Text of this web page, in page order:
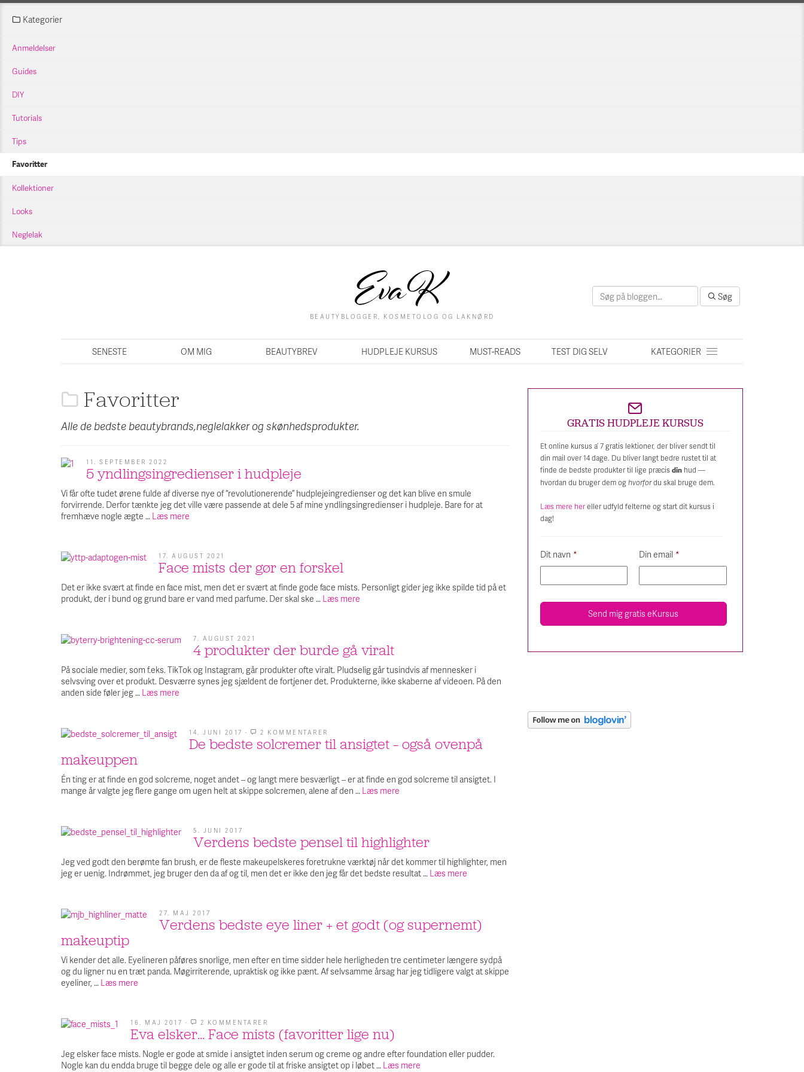
Kategorier
Anmeldelser
Guides
DIY
Tutorials
Tips
Favoritter
Kollektioner
Looks
Neglelak
BEAUTYBLOGGER, KOSMETOLOG OG LAKNØRD
SENESTE OM MIG BEAUTYBREV HUDPLEJE KURSUS MUST-READS TEST DIG SELV KATEGORIER
Søg
efter:
Søg
Favoritter
Alle de bedste beautybrands,neglelakker og skønhedsprodukter.
11. SEPTEMBER 2022
5 yndlingsingredienser i hudpleje
Vi får ofte tudet ørene fulde af diverse nye of “revolutionerende” hudplejeingredienser og det kan blive en smule
forvirrende. Derfor tænkte jeg det ville være passende at dele 5 af mine yndlingsingredienser i hudpleje. Bare for at
fremhæve nogle ægte … Læs mere
17. AUGUST 2021
Face mists der gør en forskel
Det er ikke svært at finde en face mist, men det er svært at finde gode face mists. Personligt gider jeg ikke spilde tid på et
produkt, der i bund og grund bare er vand med parfume. Der skal ske … Læs mere
7. AUGUST 2021
4 produkter der burde gå viralt
På sociale medier, som f.eks. TikTok og Instagram, går produkter ofte viralt. Pludselig går tusindvis af mennesker i
selvsving over et produkt. Desværre synes jeg sjældent de fortjener det. Produkterne, ikke skaberne af videoen. På den
anden side føler jeg … Læs mere
14. JUNI 2017 · 2 KOMMENTARER
DE
BEDSTE
ANSIGTET
–
OGSÅ
De bedste solcremer til ansigtet – også ovenpå
makeuppen
Én ting er at finde en god solcreme, noget andet – og langt mere besværligt – er at finde en god solcreme til ansigtet. I
mange år valgte jeg flere gange om ugen helt at skippe solcremen, alene af den … Læs mere
5. JUNI 2017
Verdens bedste pensel til highlighter
Jeg ved godt den berømte fan brush, er de fleste makeupelskeres foretrukne værktøj når det kommer til highlighter, men
jeg er uenig. Indrømmet, jeg bruger den da af og til, men det er ikke den jeg får det bedste resultat … Læs mere
27. MAJ 2017
Verdens bedste eye liner + et godt (og supernemt)
makeuptip
Vi kender det alle. Eyelineren påføres snorlige, men efter en time sidder hele herligheden tre centimeter længere sydpå
og du ligner nu en træt panda. Møgirriterende, upraktisk og ikke pænt. Af selvsamme årsag har jeg tidligere valgt at skippe
eyeliner, … Læs mere
16. MAJ 2017 · 2 KOMMENTARER
EVA
ELSKER…
MISTS
(FAVORITTER
Eva elsker… Face mists (favoritter lige nu)
Jeg elsker face mists. Nogle er gode at smide i ansigtet inden serum og creme og andre efter foundation eller pudder.
Nogle kan du endda bruge til begge dele og alle er gode til at friske ansigtet op i løbet … Læs mere
GRATIS HUDPLEJE KURSUS
Et online kursus a’ 7 gratis lektioner, der bliver sendt til
din mail over 14 dage. Du bliver langt bedre rustet til at
finde de bedste produkter til lige præcis din hud —
hvordan du bruger dem oghvorfordu skal bruge dem.
Læs mere hereller udfyld felterne og start dit kursus i
dag!
Dit navn * Din email *